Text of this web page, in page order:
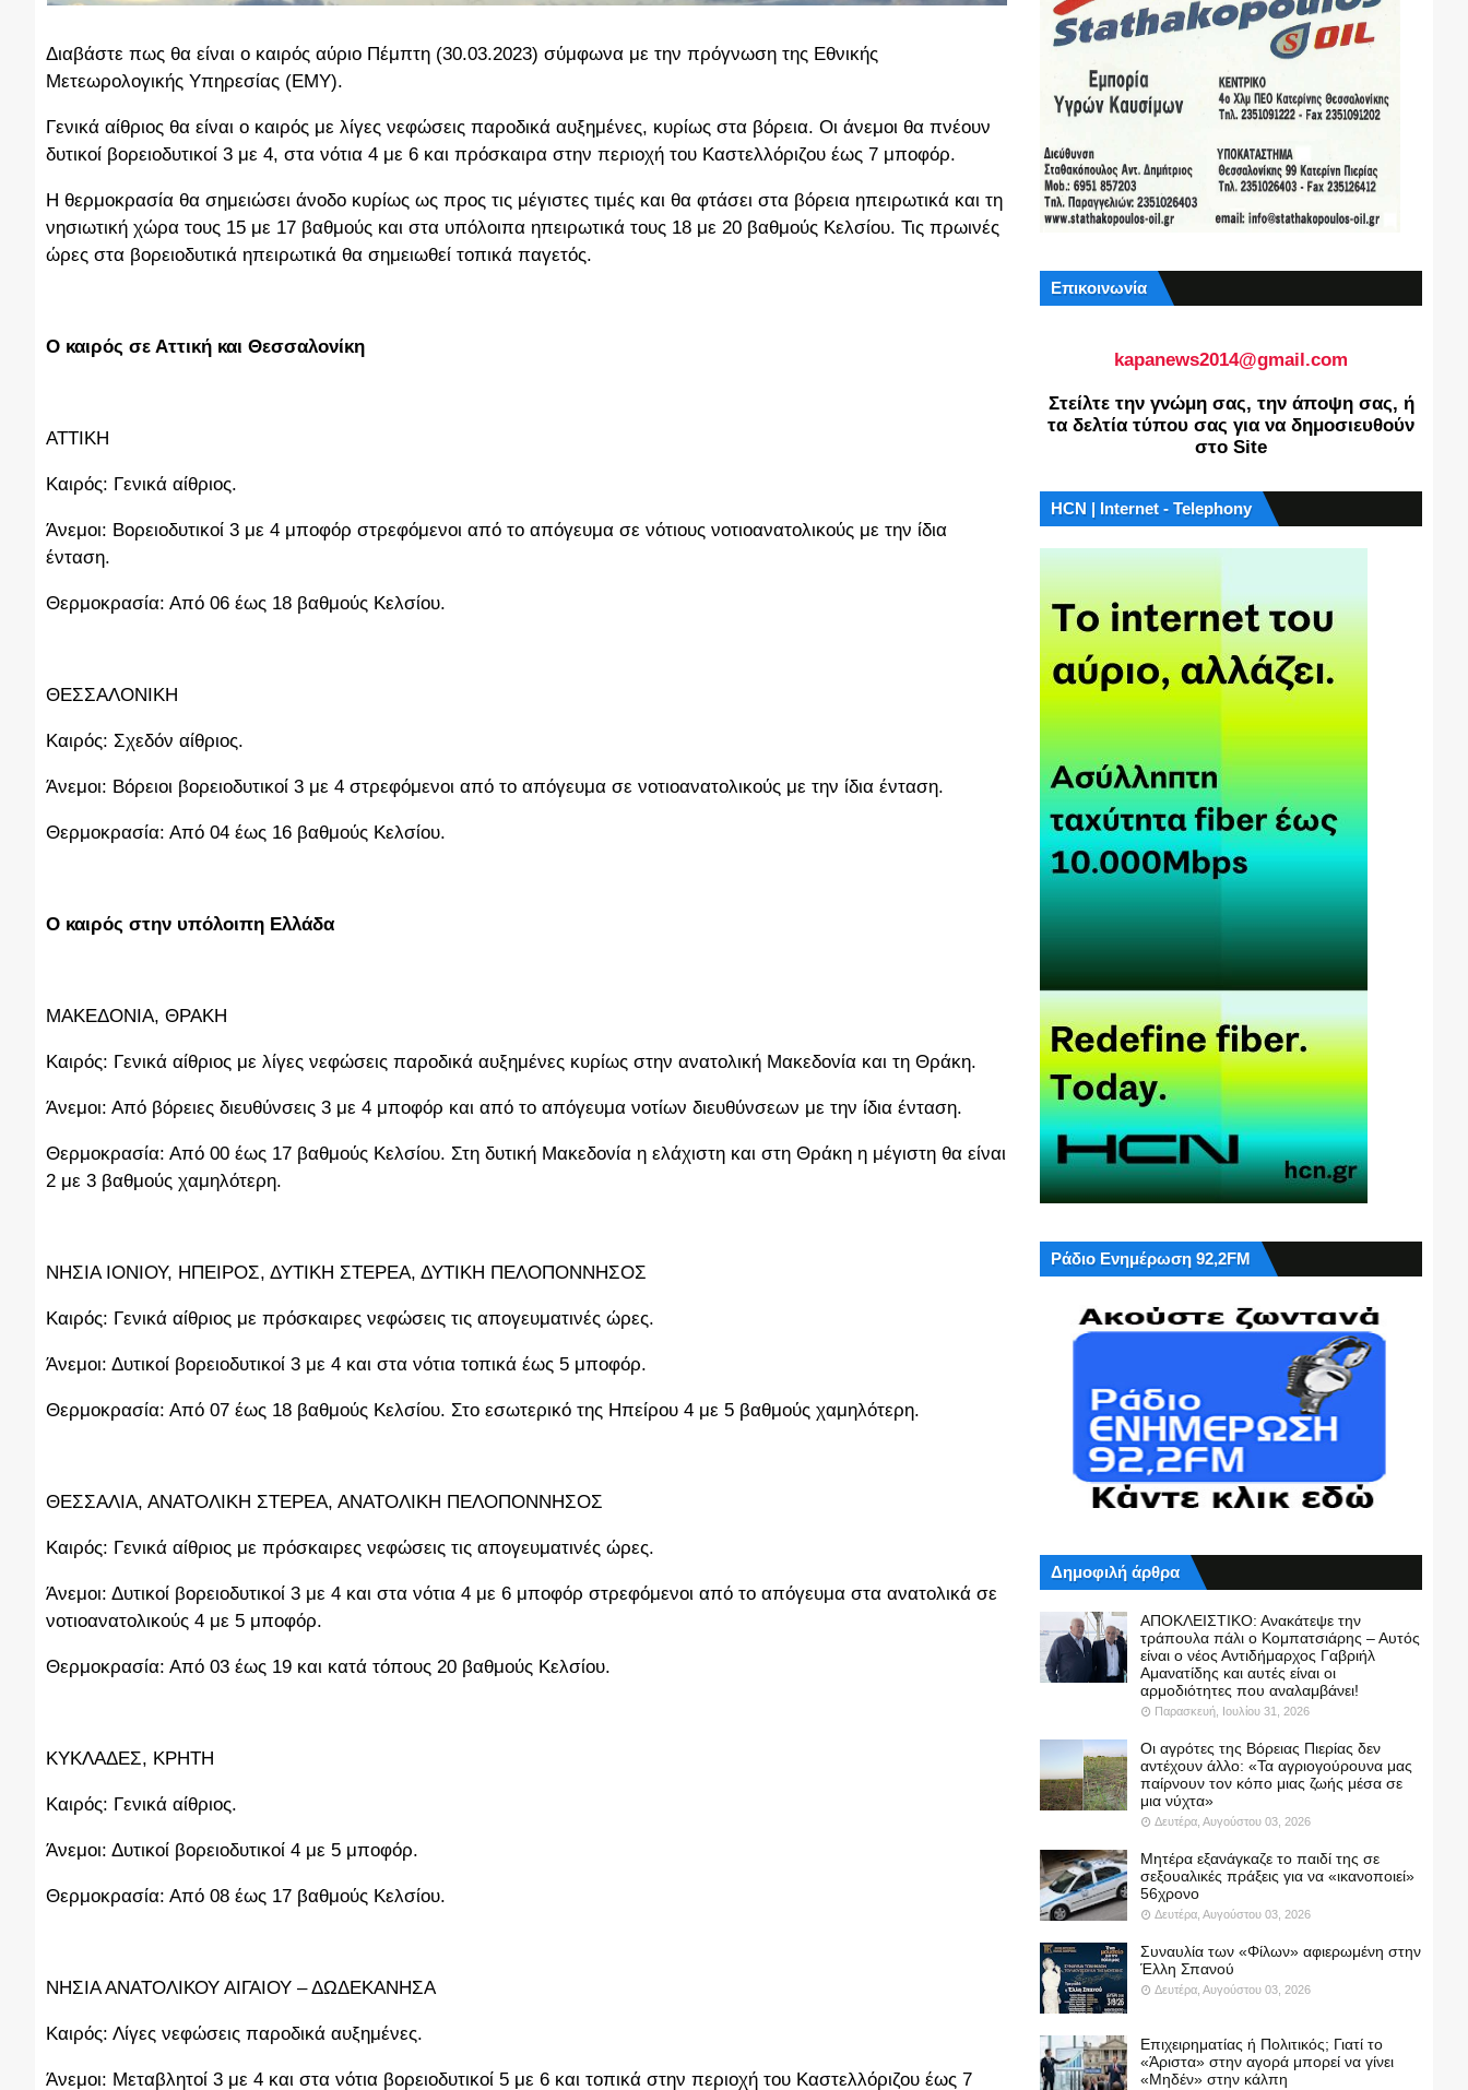
Διαβάστε πως θα είναι ο καιρός αύριο Πέμπτη (30.03.2023) σύμφωνα με την πρόγνωση της Εθνικής
Μετεωρολογικής Υπηρεσίας (ΕΜΥ).
Γενικά αίθριος θα είναι ο καιρός με λίγες νεφώσεις παροδικά αυξημένες, κυρίως στα βόρεια. Οι άνεμοι θα πνέουν
δυτικοί βορειοδυτικοί 3 με 4, στα νότια 4 με 6 και πρόσκαιρα στην περιοχή του Καστελλόριζου έως 7 μποφόρ.
Η θερμοκρασία θα σημειώσει άνοδο κυρίως ως προς τις μέγιστες τιμές και θα φτάσει στα βόρεια ηπειρωτικά και τη
νησιωτική χώρα τους 15 με 17 βαθμούς και στα υπόλοιπα ηπειρωτικά τους 18 με 20 βαθμούς Κελσίου. Τις πρωινές
ώρες στα βορειοδυτικά ηπειρωτικά θα σημειωθεί τοπικά παγετός.
Ο καιρός σε Αττική και Θεσσαλονίκη
ΑΤΤΙΚΗ
Καιρός: Γενικά αίθριος.
Άνεμοι: Βορειοδυτικοί 3 με 4 μποφόρ στρεφόμενοι από το απόγευμα σε νότιους νοτιοανατολικούς με την ίδια
ένταση.
Θερμοκρασία: Από 06 έως 18 βαθμούς Κελσίου.
ΘΕΣΣΑΛΟΝΙΚΗ
Καιρός: Σχεδόν αίθριος.
Άνεμοι: Βόρειοι βορειοδυτικοί 3 με 4 στρεφόμενοι από το απόγευμα σε νοτιοανατολικούς με την ίδια ένταση.
Θερμοκρασία: Από 04 έως 16 βαθμούς Κελσίου.
Ο καιρός στην υπόλοιπη Ελλάδα
ΜΑΚΕΔΟΝΙΑ, ΘΡΑΚΗ
Καιρός: Γενικά αίθριος με λίγες νεφώσεις παροδικά αυξημένες κυρίως στην ανατολική Μακεδονία και τη Θράκη.
Άνεμοι: Από βόρειες διευθύνσεις 3 με 4 μποφόρ και από το απόγευμα νοτίων διευθύνσεων με την ίδια ένταση.
Θερμοκρασία: Από 00 έως 17 βαθμούς Κελσίου. Στη δυτική Μακεδονία η ελάχιστη και στη Θράκη η μέγιστη θα είναι
2 με 3 βαθμούς χαμηλότερη.
ΝΗΣΙΑ ΙΟΝΙΟΥ, ΗΠΕΙΡΟΣ, ΔΥΤΙΚΗ ΣΤΕΡΕΑ, ΔΥΤΙΚΗ ΠΕΛΟΠΟΝΝΗΣΟΣ
Καιρός: Γενικά αίθριος με πρόσκαιρες νεφώσεις τις απογευματινές ώρες.
Άνεμοι: Δυτικοί βορειοδυτικοί 3 με 4 και στα νότια τοπικά έως 5 μποφόρ.
Θερμοκρασία: Από 07 έως 18 βαθμούς Κελσίου. Στο εσωτερικό της Ηπείρου 4 με 5 βαθμούς χαμηλότερη.
ΘΕΣΣΑΛΙΑ, ΑΝΑΤΟΛΙΚΗ ΣΤΕΡΕΑ, ΑΝΑΤΟΛΙΚΗ ΠΕΛΟΠΟΝΝΗΣΟΣ
Καιρός: Γενικά αίθριος με πρόσκαιρες νεφώσεις τις απογευματινές ώρες.
Άνεμοι: Δυτικοί βορειοδυτικοί 3 με 4 και στα νότια 4 με 6 μποφόρ στρεφόμενοι από το απόγευμα στα ανατολικά σε
νοτιοανατολικούς 4 με 5 μποφόρ.
Θερμοκρασία: Από 03 έως 19 και κατά τόπους 20 βαθμούς Κελσίου.
ΚΥΚΛΑΔΕΣ, ΚΡΗΤΗ
Καιρός: Γενικά αίθριος.
Άνεμοι: Δυτικοί βορειοδυτικοί 4 με 5 μποφόρ.
Θερμοκρασία: Από 08 έως 17 βαθμούς Κελσίου.
ΝΗΣΙΑ ΑΝΑΤΟΛΙΚΟΥ ΑΙΓΑΙΟΥ – ΔΩΔΕΚΑΝΗΣΑ
Καιρός: Λίγες νεφώσεις παροδικά αυξημένες.
Άνεμοι: Μεταβλητοί 3 με 4 και στα νότια βορειοδυτικοί 5 με 6 και τοπικά στην περιοχή του Καστελλόριζου έως 7
Επικοινωνία
kapanews2014@gmail.com
Στείλτε την γνώμη σας, την άποψη σας, ή
τα δελτία τύπου σας για να δημοσιευθούν
στο Site
HCN | Internet - Telephony
Ράδιο Ενημέρωση 92,2FM
Δημοφιλή άρθρα
ΑΠΟΚΛΕΙΣΤΙΚΟ: Ανακάτεψε την
τράπουλα πάλι ο Κομπατσιάρης – Αυτός
είναι ο νέος Αντιδήμαρχος Γαβριήλ
Αμανατίδης και αυτές είναι οι
αρμοδιότητες που αναλαμβάνει!
Παρασκευή, Ιουλίου 31, 2026
Οι αγρότες της Βόρειας Πιερίας δεν
αντέχουν άλλο: «Τα αγριογούρουνα μας
παίρνουν τον κόπο μιας ζωής μέσα σε
μια νύχτα»
Δευτέρα, Αυγούστου 03, 2026
Μητέρα εξανάγκαζε το παιδί της σε
σεξουαλικές πράξεις για να «ικανοποιεί»
56χρονο
Δευτέρα, Αυγούστου 03, 2026
Συναυλία των «Φίλων» αφιερωμένη στην
Έλλη Σπανού
Δευτέρα, Αυγούστου 03, 2026
Επιχειρηματίας ή Πολιτικός; Γιατί το
«Άριστα» στην αγορά μπορεί να γίνει
«Μηδέν» στην κάλπη